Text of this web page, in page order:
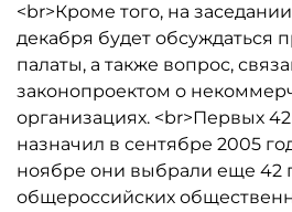
<br>Кроме того, на
декабря будет обсуждаться
палаты, а также вопрос,
законопроектом о
организациях. <br>Первых
назначил в сентябре 2005
ноябре они выбрали еще 42
общероссийских